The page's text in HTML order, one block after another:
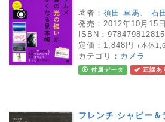
著者： 須田 卓馬、 石
発売： 2012年10月15日
ISBN：
定価： 1,848円 （本体
カテゴリ： カメラ
付属データ 正誤あ
フレンチ シャビー＆